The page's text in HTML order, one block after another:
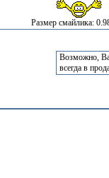
Размер смайлика:
Возможно,
всегда в